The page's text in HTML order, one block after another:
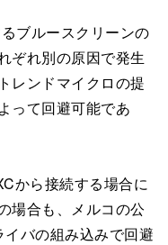
ブルースクリーンの
ぞれ別の原因で発生
レンドマイクロの提
って回避可能であ
から接続する場合に
場合も、メルコの公
バの組み込みで回避